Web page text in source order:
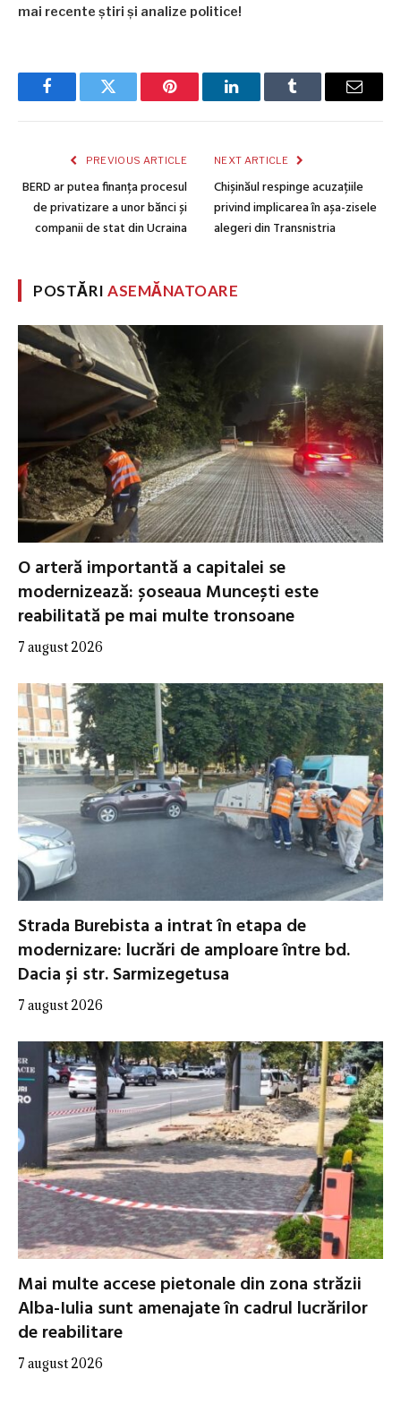
mai recente știri și analize politice!
FacebookTwitter Pinterest LinkedInTumblr Email
PREVIOUS ARTICLE
BERD ar putea finanța procesul
de privatizare a unor bănci și
companii de stat din Ucraina
NEXT ARTICLE
Chișinăul respinge acuzațiile
privind implicarea în așa-zisele
alegeri din Transnistria
POSTĂRIASEMĂNATOARE
O arteră importantă a capitalei se
modernizează: șoseaua Muncești este
reabilitată pe mai multe tronsoane
7 august 2026
Strada Burebista a intrat în etapa de
modernizare: lucrări de amploare între bd.
Dacia și str. Sarmizegetusa
7 august 2026
Mai multe accese pietonale din zona străzii
Alba-Iulia sunt amenajate în cadrul lucrărilor
de reabilitare
7 august 2026